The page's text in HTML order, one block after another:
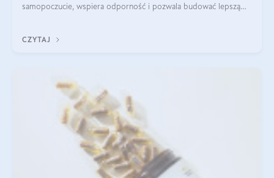
samopoczucie, wspiera odporność i pozwala budować lepszą
CZYTAJ